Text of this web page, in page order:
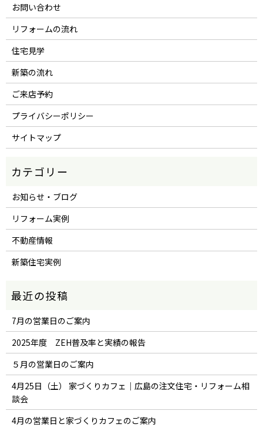
お問い合わせ
リフォームの流れ
住宅見学
新築の流れ
ご来店予約
プライバシーポリシー
サイトマップ
お知らせ・ブログ
リフォーム実例
不動産情報
新築住宅実例
7月の営業日のご案内
2025年度 ZEH普及率と実績の報告
５月の営業日のご案内
4月25日（土） 家づくりカフェ｜広島の注文住宅・リフォーム相
談会
4月の営業日と家づくりカフェのご案内